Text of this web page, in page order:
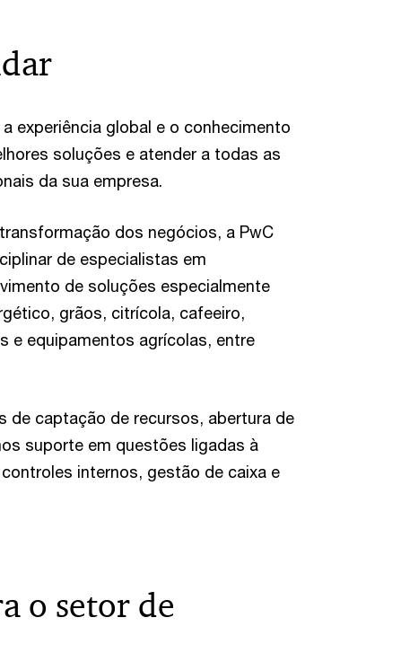
experiência global e o conhecimento
soluções e atender a todas as
da sua empresa.
dos negócios, a PwC
de especialistas em
de soluções especialmente
grãos, citrícola, cafeeiro,
e equipamentos agrícolas, entre
de captação de recursos, abertura de
suporte em questões ligadas à
internos, gestão de caixa e
o setor de